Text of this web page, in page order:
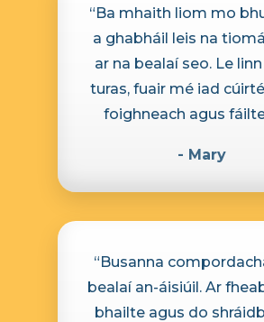
“Ba mhaith liom mo
a ghabháil leis na
ar na bealaí seo. Le
turas, fuair mé iad
foighneach agus
- Mary
“Busanna
bealaí an-áisiúil. Ar
bhailte agus do